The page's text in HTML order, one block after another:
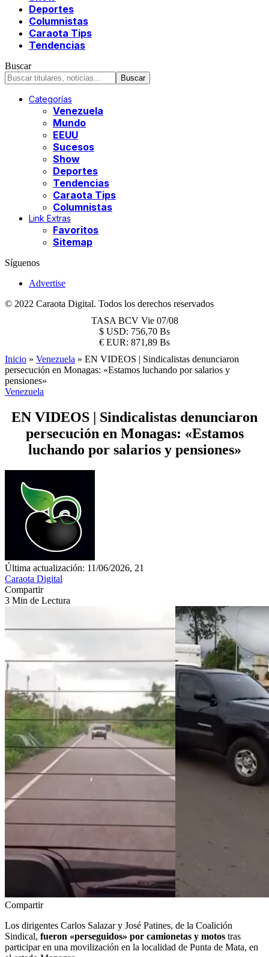
Deportes
Columnistas
Caraota Tips
Tendencias
Buscar
Categorías
Venezuela
Mundo
EEUU
Sucesos
Show
Deportes
Tendencias
Caraota Tips
Columnistas
Link Extras
Favoritos
Sitemap
Síguenos
Advertise
© 2022 Caraota Digital. Todos los derechos reservados
TASA BCV Vie 07/08
$ USD: 756,70 Bs
€ EUR: 871,89 Bs
Inicio » Venezuela » EN VIDEOS | Sindicalistas denunciaron
persecución en Monagas: «Estamos luchando por salarios y
pensiones»
Venezuela
EN VIDEOS | Sindicalistas denunciaron
persecución en Monagas: «Estamos
luchando por salarios y pensiones»
Última actualización: 11/06/2026, 21
Caraota Digital
Compartir
3 Min de Lectura
Compartir
Los dirigentes Carlos Salazar y José Patines, de la Coalición
Sindical, fueron «perseguidos» por camionetas y motos tras
participar en una movilización en la localidad de Punta de Mata, en